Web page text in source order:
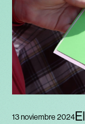
13 noviembre 2024